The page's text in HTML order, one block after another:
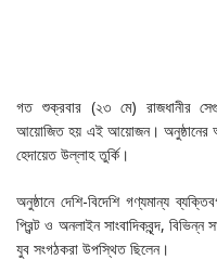
গত শুক্রবার (২৩ মে) রাজধানীর
আয়োজিত হয় এই আয়োজন। অনুষ্ঠানের
হেদায়েত উল্লাহ তুর্কি।
অনুষ্ঠানে দেশি-বিদেশি গণ্যমান্য
প্রিন্ট ও অনলাইন সাংবাদিকবৃন্দ,
যুব সংগঠকরা উপস্থিত ছিলেন।